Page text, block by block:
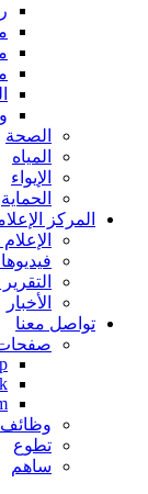
الصحة
المياه
الإيواء
الحماية
المركز
الأخبار
تواصل معنا
صفحات
تطوع
ساهم